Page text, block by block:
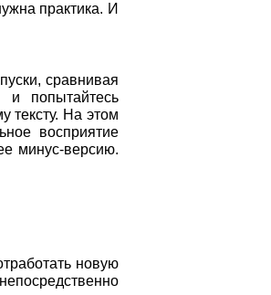
практика. И
сравнивая
попытайтесь
тексту. На этом
восприятие
минус-версию.
новую